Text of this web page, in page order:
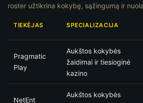
roster užtikrina kokybę, sąžingumą ir
TIEKĖJAS SPECIALIZACIJA
Pragmatic
Play
Aukštos kokybės
žaidimai ir tiesioginė
kazino
NetEnt
Aukštos kokybės